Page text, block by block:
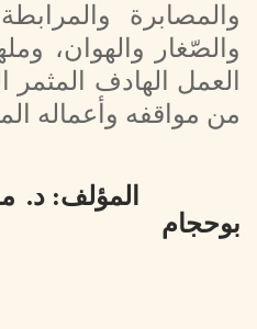
والمصابرة
والصّغار والهوان،
العمل الهادف المثمر
من مواقفه وأعماله
المؤلف: د.
بوحجام